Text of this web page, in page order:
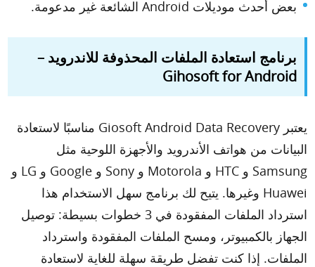
بعض أحدث موديلات Android الشائعة غير مدعومة.
برنامج استعادة الملفات المحذوفة للاندرويد –
Gihosoft for Android
يعتبر Giosoft Android Data Recovery مناسبًا لاستعادة
البيانات من هواتف الأندرويد والأجهزة اللوحية مثل
Samsung و HTC و Motorola و Sony و Google و LG و
Huawei وغيرها. يتيح لك برنامج سهل الاستخدام هذا
استرداد الملفات المفقودة في 3 خطوات بسيطة: توصيل
الجهاز بالكمبيوتر، ومسح الملفات المفقودة واسترداد
الملفات. إذا كنت تفضل طريقة سهلة للغاية لاستعادة